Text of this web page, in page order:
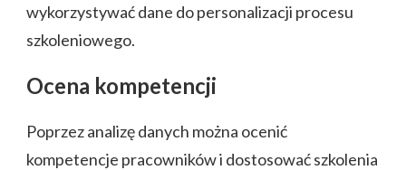
wykorzystywać dane do personalizacji procesu
szkoleniowego.
Ocena kompetencji
Poprzez analizę danych można ocenić
kompetencje pracowników i dostosować szkolenia